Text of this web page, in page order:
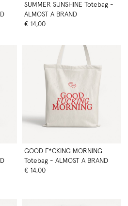
SUMMER SUNSHINE Totebag -
ALMOST A BRAND
€ 14,00
GOOD F*CKING MORNING
Totebag - ALMOST A BRAND
€ 14,00